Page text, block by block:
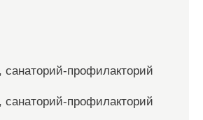
санаторий-профилакторий
санаторий-профилакторий